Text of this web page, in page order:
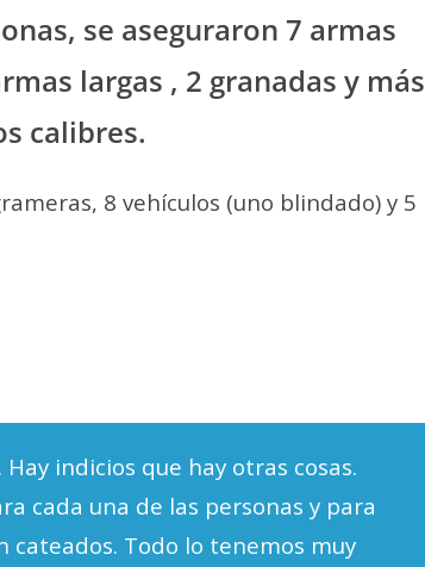
se aseguraron 7 armas
largas , 2 granadas y más
calibres.
8 vehículos (uno blindado) y 5
indicios que hay otras cosas.
cada una de las personas y para
cateados. Todo lo tenemos muy